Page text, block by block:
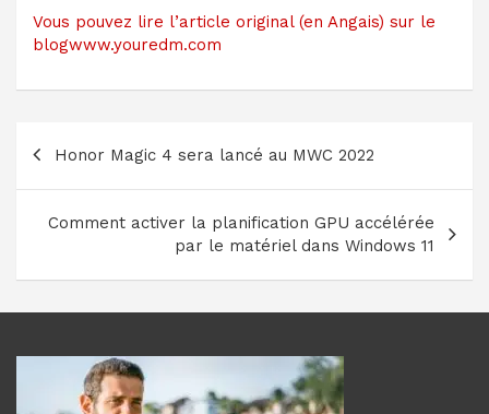
Vous pouvez lire l’article original (en Angais) sur le
blogwww.youredm.com
de
l’article
Honor Magic 4 sera lancé au MWC 2022
Comment activer la planification GPU accélérée
par le matériel dans Windows 11